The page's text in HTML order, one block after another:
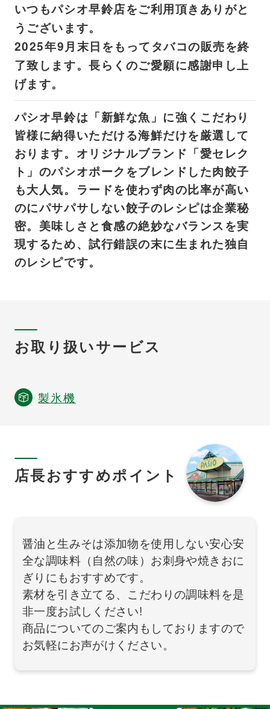
いつもパシオ早鈴店をご利用頂きありがと
うございます。
2025年9月末日をもってタバコの販売を終
了致します。長らくのご愛願に感謝申し上
げます。
パシオ早鈴は「新鮮な魚」に強くこだわり
皆様に納得いただける海鮮だけを厳選して
おります。オリジナルブランド「愛セレク
ト」のパシオポークをブレンドした肉餃子
も大人気。ラードを使わず肉の比率が高い
のにパサパサしない餃子のレシピは企業秘
密。美味しさと食感の絶妙なバランスを実
現するため、試行錯誤の末に生まれた独自
のレシピです。
お取り扱いサービス
製氷機
店長おすすめポイント
醤油と生みそは添加物を使用しない安心安
全な調味料（自然の味）お刺身や焼きおに
ぎりにもおすすめです。
素材を引き立てる、こだわりの調味料を是
非一度お試しください!
商品についてのご案内もしておりますので
お気軽にお声がけください。